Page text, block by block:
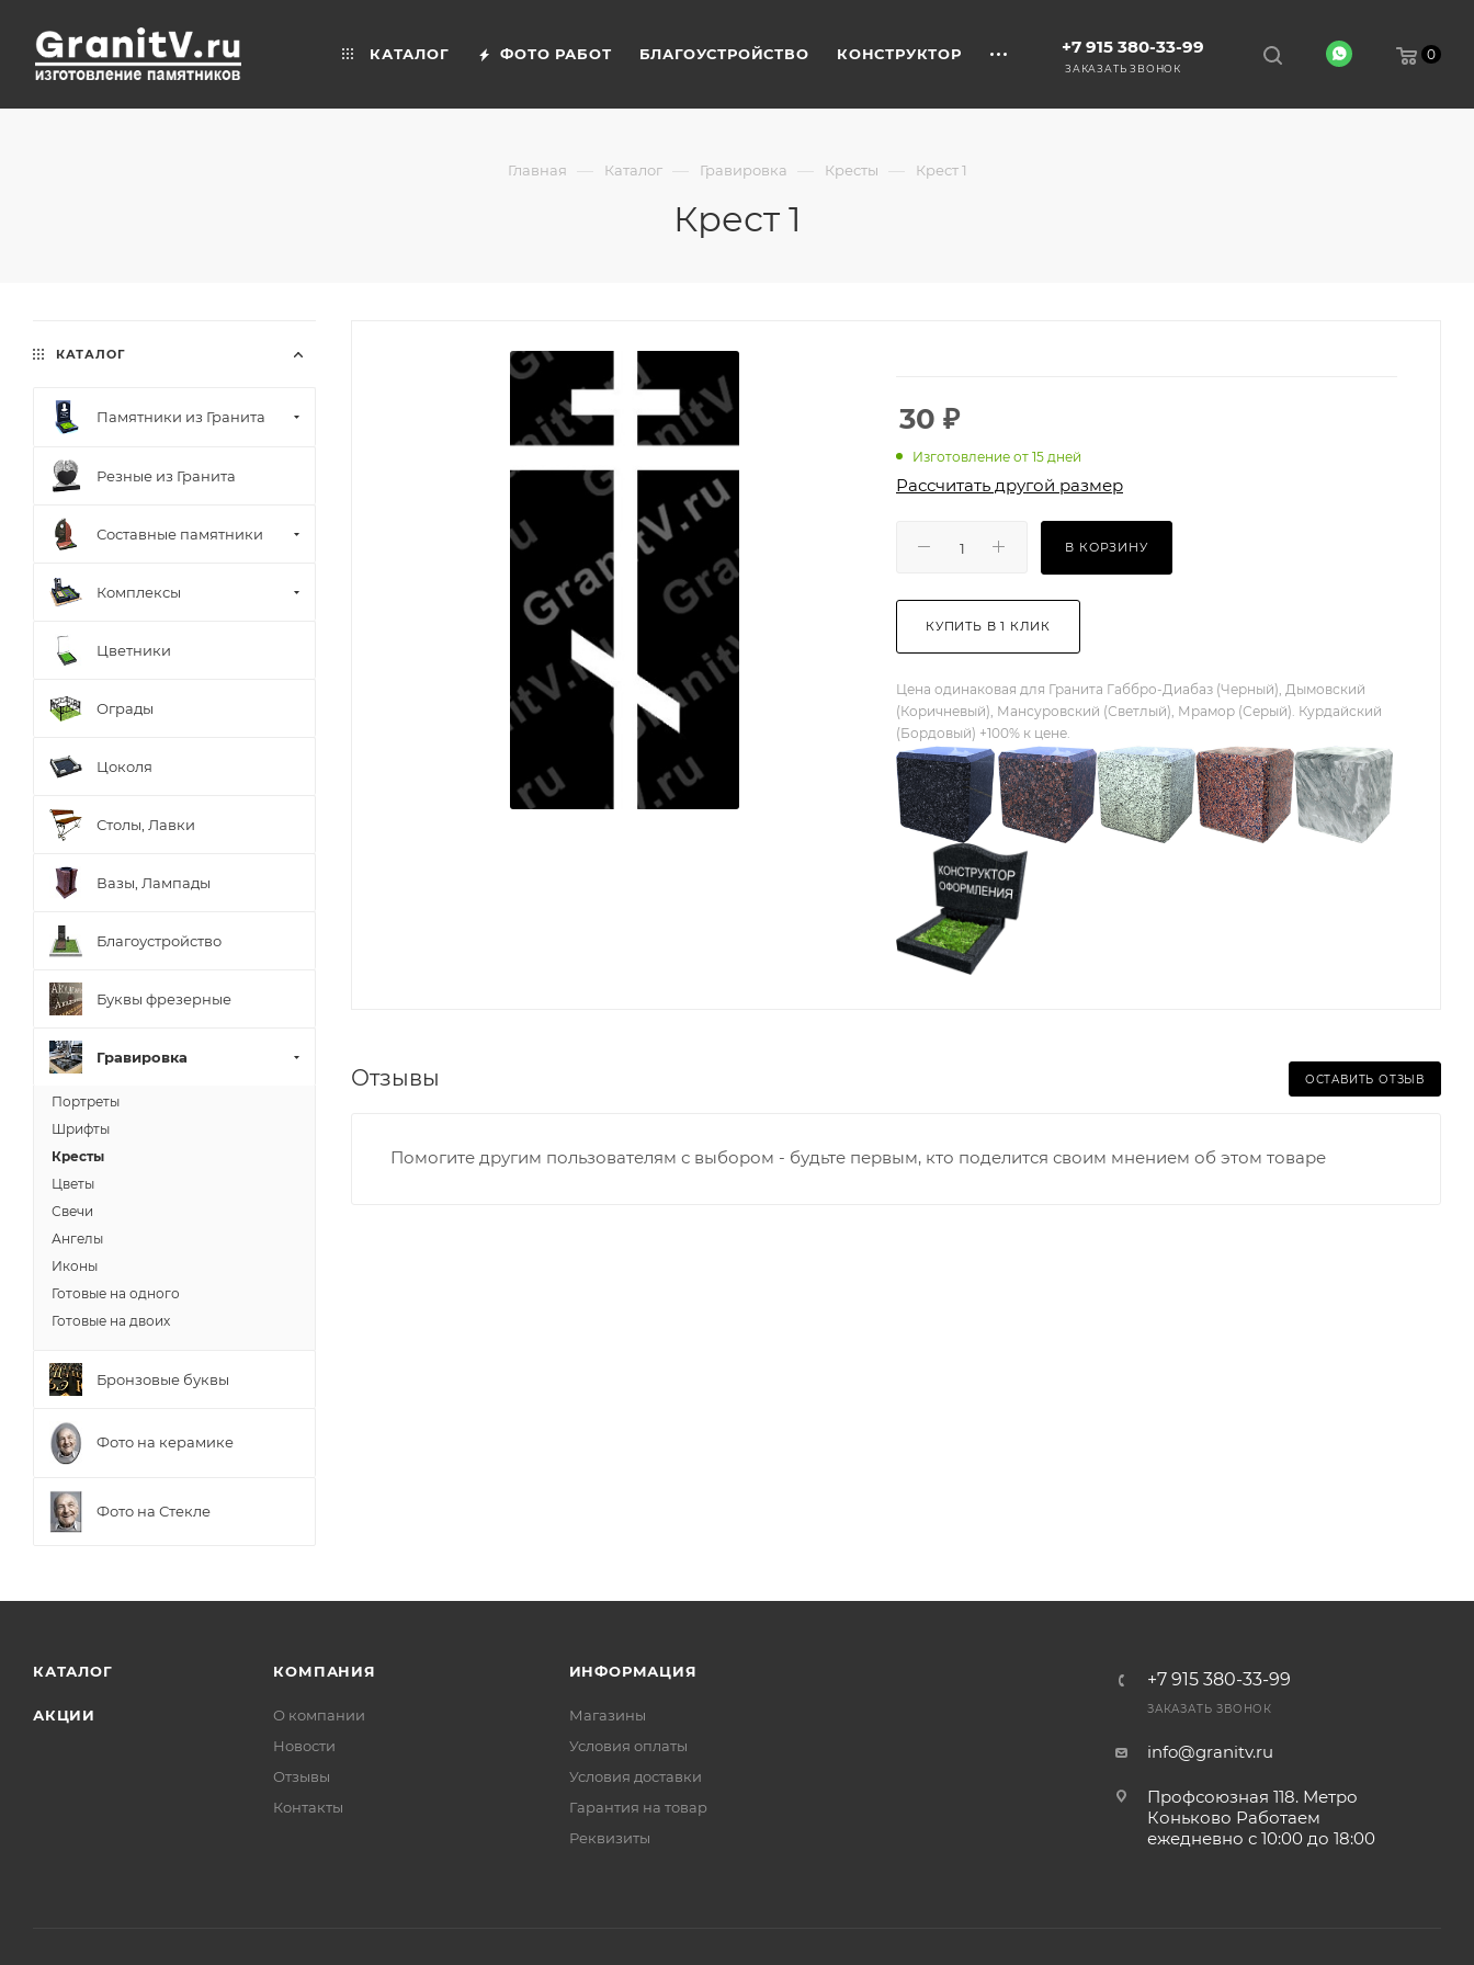
+7 915 380-33-99
ЗАКАЗАТЬ ЗВОНОК
0
КАТАЛОГ ФОТО РАБОТ БЛАГОУСТРОЙСТВО КОНСТРУКТОР
Главная — Каталог — Гравировка — Кресты — Крест 1
Крест 1
30 ₽
Изготовление от 15 дней
Рассчитать другой размер
В КОРЗИНУ
КУПИТЬ В 1 КЛИК
Цена одинаковая для Гранита Габбро-Диабаз (Черный), Дымовский
(Коричневый), Мансуровский (Светлый), Мрамор (Серый). Курдайский
(Бордовый) +100% к цене.
Отзывы ОСТАВИТЬ ОТЗЫВ
Помогите другим пользователям с выбором - будьте первым, кто поделится своим мнением об этом товаре
КАТАЛОГ
Памятники из Гранита
Резные из Гранита
Составные памятники
Комплексы
Цветники
Ограды
Цоколя
Столы, Лавки
Вазы, Лампады
Благоустройство
Буквы фрезерные
Гравировка
Портреты
Шрифты
Кресты
Цветы
Свечи
Ангелы
Иконы
Готовые на одного
Готовые на двоих
Бронзовые буквы
Фото на керамике
Фото на Стекле
КАТАЛОГ
АКЦИИ
КОМПАНИЯ
О компании
Новости
Отзывы
Контакты
ИНФОРМАЦИЯ
Магазины
Условия оплаты
Условия доставки
Гарантия на товар
Реквизиты
+7 915 380-33-99
ЗАКАЗАТЬ ЗВОНОК
info@granitv.ru
Профсоюзная 118. Метро
Коньково Работаем
ежедневно с 10:00 до 18:00